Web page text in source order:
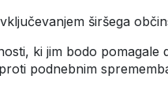
širšega
ki jim bodo
podnebnim